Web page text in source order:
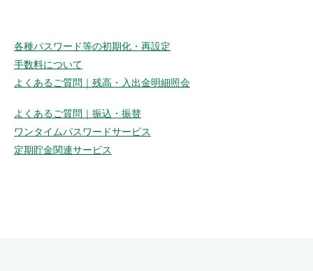
各種パスワード等の初期化・再設定
手数料について
よくあるご質問｜残高・入出金明細照会
よくあるご質問｜振込・振替
ワンタイムパスワードサービス
定期貯金関連サービス